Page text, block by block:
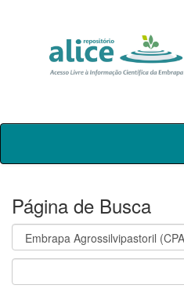
Skip
Página de Busca